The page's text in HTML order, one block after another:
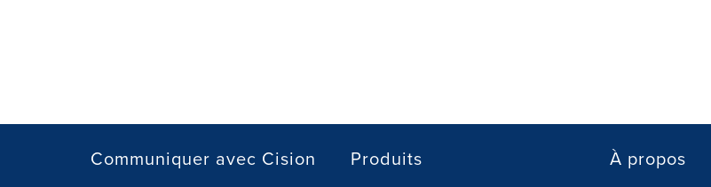
Communiquer avec Cision Produits À propos